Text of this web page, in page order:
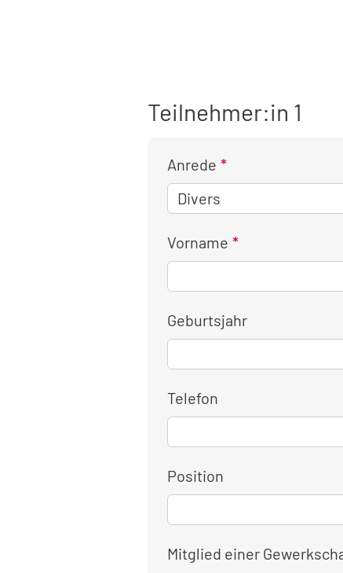
Teilnehmer:in 1
Anrede
Vorname
Geburtsjahr
Telefon
Position
Mitglied einer